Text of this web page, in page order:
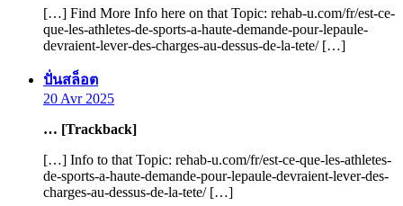
[…] Find More Info here on that Topic: rehab-u.com/fr/est-ce-
que-les-athletes-de-sports-a-haute-demande-pour-lepaule-
devraient-lever-des-charges-au-dessus-de-la-tete/ […]
ปั่นสล็อตsays:
20 Avr 2025
… [Trackback]
[…] Info to that Topic: rehab-u.com/fr/est-ce-que-les-athletes-
de-sports-a-haute-demande-pour-lepaule-devraient-lever-des-
charges-au-dessus-de-la-tete/ […]